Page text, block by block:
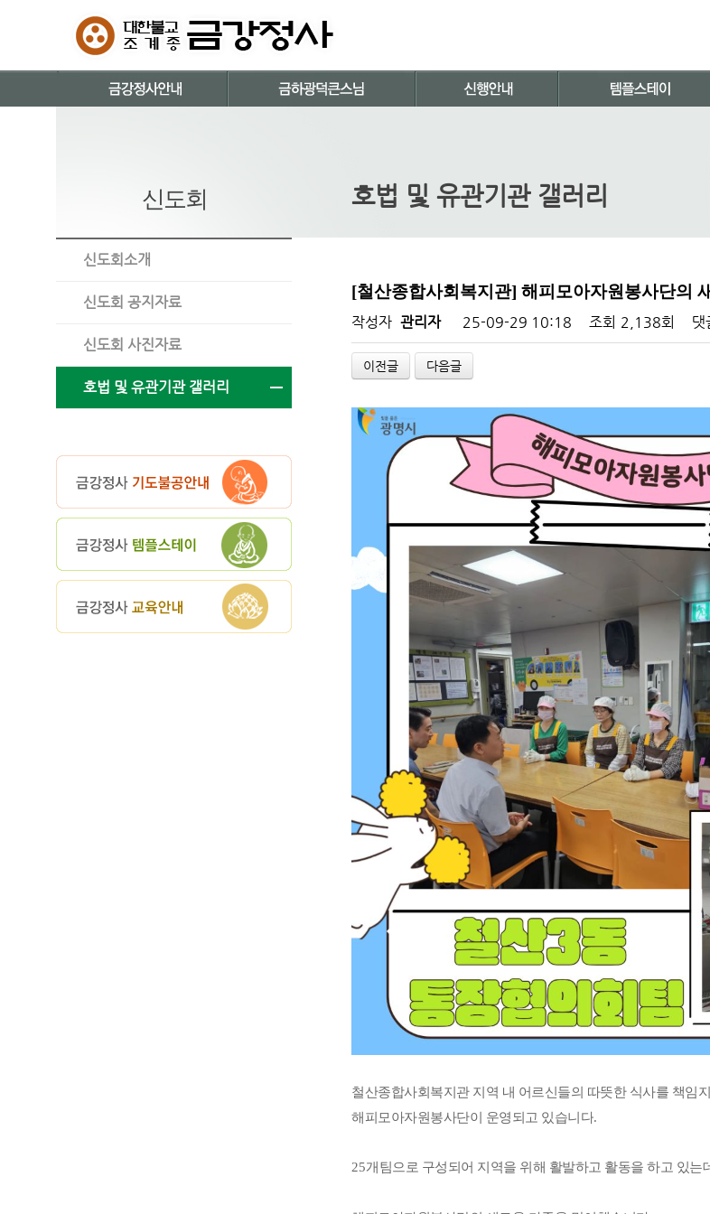
신도회
신도회소개
신도회 공지자료
신도회 사진자료
호법 및 유관기관 갤러리
호법 및 유관기관 갤러리
[철산종합사회복지관] 해피모아자원봉사단의
작성자 관리자 25-09-29 10:18 조회 2,138회 댓
이전글 다음글
철산종합사회복지관 지역 내 어르신들의 따뜻한 식사를 책임
해피모아자원봉사단이 운영되고 있습니다.
25개팀으로 구성되어 지역을 위해 활발하고 활동을 하고 있는